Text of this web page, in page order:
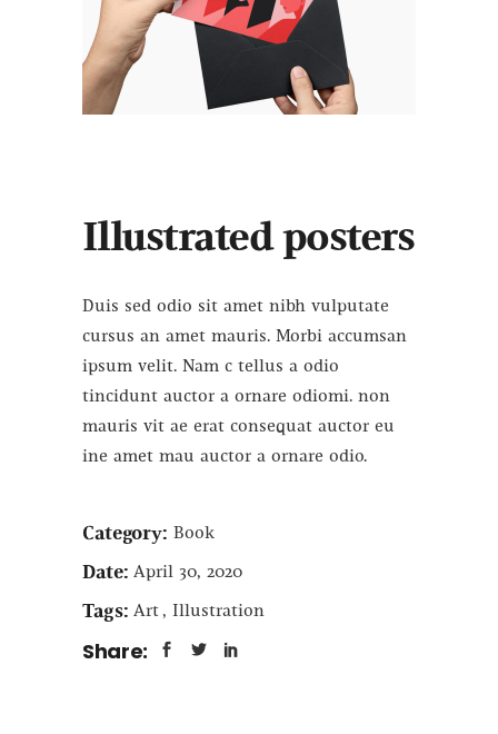
Illustrated posters
Duis sed odio sit amet nibh vulputate
cursus an amet mauris. Morbi accumsan
ipsum velit. Nam c tellus a odio
tincidunt auctor a ornare odiomi. non
mauris vit ae erat consequat auctor eu
ine amet mau auctor a ornare odio.
Category: Book
Date: April 30, 2020
Tags: Art Illustration
Share: